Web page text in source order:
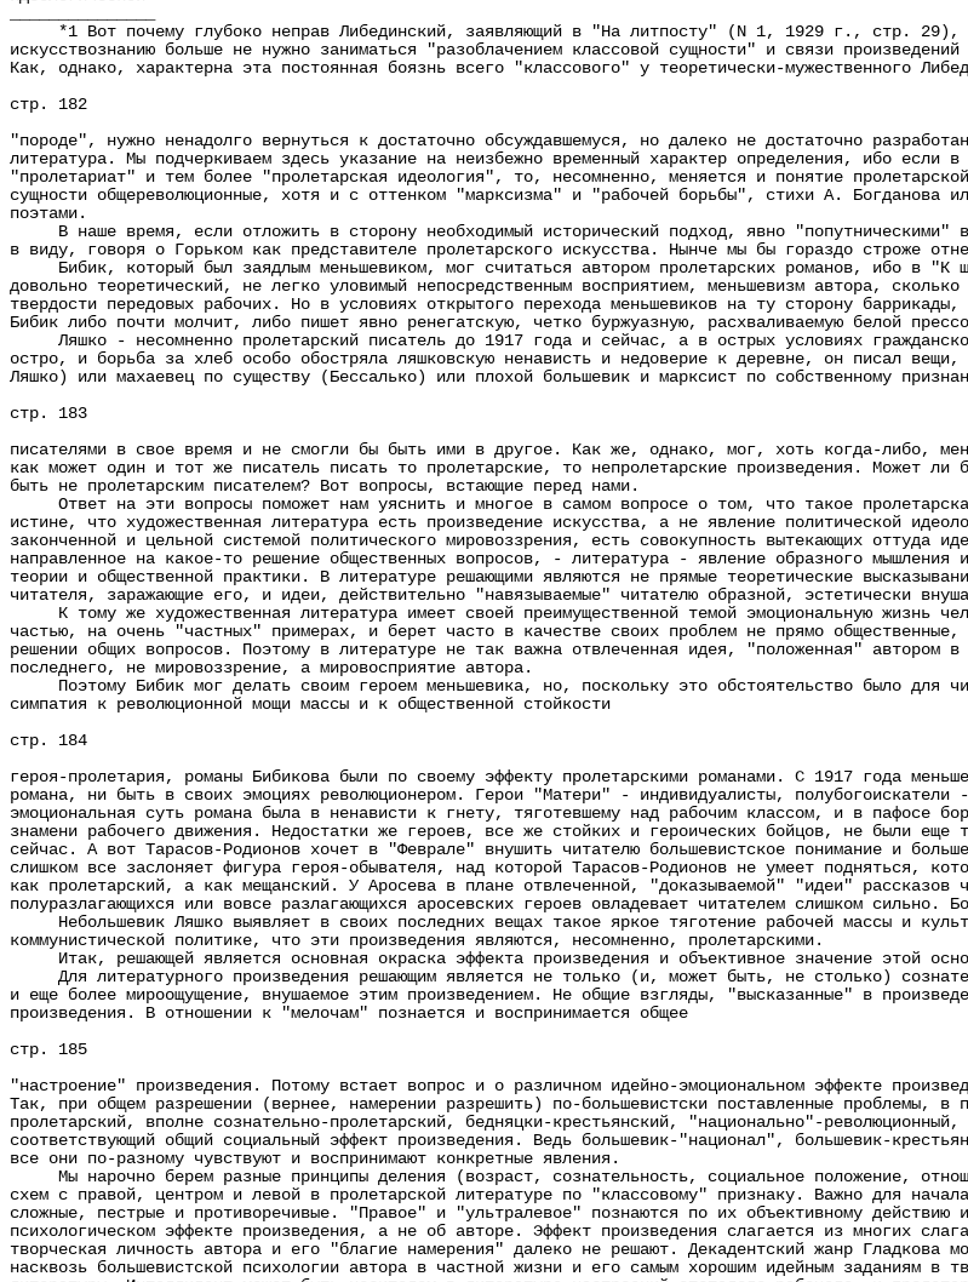
*1 Вот почему глубоко неправ Либединский, заявляющий в "На литпосту" (N 1, 1929 г., стр. 29),
искусствознанию больше не нужно заниматься "разоблачением классовой сущности" и связи
Как, однако, характерна эта постоянная боязнь всего "классового" у теоретически-мужественного
стр. 182
"породе", нужно ненадолго вернуться к достаточно обсуждавшемуся, но далеко не достаточно
литература. Мы подчеркиваем здесь указание на неизбежно временный характер определения, ибо если
"пролетариат" и тем более "пролетарская идеология", то, несомненно, меняется и понятие
сущности общереволюционные, хотя и с оттенком "марксизма" и "рабочей борьбы", стихи А. Богданова
поэтами.
В наше время, если отложить в сторону необходимый исторический подход, явно "попутническими"
в виду, говоря о Горьком как представителе пролетарского искусства. Нынче мы бы гораздо строже
Бибик, который был заядлым меньшевиком, мог считаться автором пролетарских романов, ибо в "К
довольно теоретический, не легко уловимый непосредственным восприятием, меньшевизм автора,
твердости передовых рабочих. Но в условиях открытого перехода меньшевиков на ту сторону
Бибик либо почти молчит, либо пишет явно ренегатскую, четко буржуазную, расхваливаемую белой
Ляшко - несомненно пролетарский писатель до 1917 года и сейчас, а в острых условиях
остро, и борьба за хлеб особо обостряла ляшковскую ненависть и недоверие к деревне, он писал
Ляшко) или махаевец по существу (Бессалько) или плохой большевик и марксист по собственному
стр. 183
писателями в свое время и не смогли бы быть ими в другое. Как же, однако, мог, хоть когда-либо,
как может один и тот же писатель писать то пролетарские, то непролетарские произведения. Может ли
быть не пролетарским писателем? Вот вопросы, встающие перед нами.
Ответ на эти вопросы поможет нам уяснить и многое в самом вопросе о том, что такое
истине, что художественная литература есть произведение искусства, а не явление политической
законченной и цельной системой политического мировоззрения, есть совокупность вытекающих оттуда
направленное на какое-то решение общественных вопросов, - литература - явление образного мышления
теории и общественной практики. В литературе решающими являются не прямые теоретические
читателя, заражающие его, и идеи, действительно "навязываемые" читателю образной, эстетически
К тому же художественная литература имеет своей преимущественной темой эмоциональную жизнь
частью, на очень "частных" примерах, и берет часто в качестве своих проблем не прямо
решении общих вопросов. Поэтому в литературе не так важна отвлеченная идея, "положенная" автором
последнего, не мировоззрение, а мировосприятие автора.
Поэтому Бибик мог делать своим героем меньшевика, но, поскольку это обстоятельство было для
симпатия к революционной мощи массы и к общественной стойкости
стр. 184
героя-пролетария, романы Бибикова были по своему эффекту пролетарскими романами. С 1917 года
романа, ни быть в своих эмоциях революционером. Герои "Матери" - индивидуалисты,
эмоциональная суть романа была в ненависти к гнету, тяготевшему над рабочим классом, и в пафосе
знамени рабочего движения. Недостатки же героев, все же стойких и героических бойцов, не были еще
сейчас. А вот Тарасов-Родионов хочет в "Феврале" внушить читателю большевистское понимание и
слишком все заслоняет фигура героя-обывателя, над которой Тарасов-Родионов не умеет подняться,
как пролетарский, а как мещанский. У Аросева в плане отвлеченной, "доказываемой" "идеи" рассказов
полуразлагающихся или вовсе разлагающихся аросевских героев овладевает читателем слишком сильно.
Небольшевик Ляшко выявляет в своих последних вещах такое яркое тяготение рабочей массы и
коммунистической политике, что эти произведения являются, несомненно, пролетарскими.
Итак, решающей является основная окраска эффекта произведения и объективное значение этой
Для литературного произведения решающим является не только (и, может быть, не столько)
и еще более мироощущение, внушаемое этим произведением. Не общие взгляды, "высказанные" в
произведения. В отношении к "мелочам" познается и воспринимается общее
стр. 185
"настроение" произведения. Потому встает вопрос и о различном идейно-эмоциональном эффекте
Так, при общем разрешении (вернее, намерении разрешить) по-большевистски поставленные проблемы, в
пролетарский, вполне сознательно-пролетарский, бедняцки-крестьянский, "национально"-
соответствующий общий социальный эффект произведения. Ведь большевик-"национал", большевик-
все они по-разному чувствуют и воспринимают конкретные явления.
Мы нарочно берем разные принципы деления (возраст, сознательность, социальное положение,
схем с правой, центром и левой в пролетарской литературе по "классовому" признаку. Важно для
сложные, пестрые и противоречивые. "Правое" и "ультралевое" познаются по их объективному
психологическом эффекте произведения, а не об авторе. Эффект произведения слагается из многих
творческая личность автора и его "благие намерения" далеко не решают. Декадентский жанр Гладкова
насквозь большевистской психологии автора в частной жизни и его самым хорошим идейным заданиям в